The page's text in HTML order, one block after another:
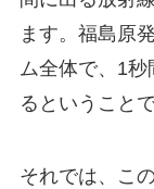
ます。福島原
ム全体で、1
るということで
それでは、こ